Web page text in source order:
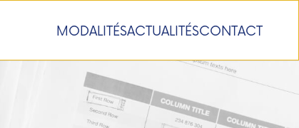
MODALITÉSACTUALITÉSCONTACT